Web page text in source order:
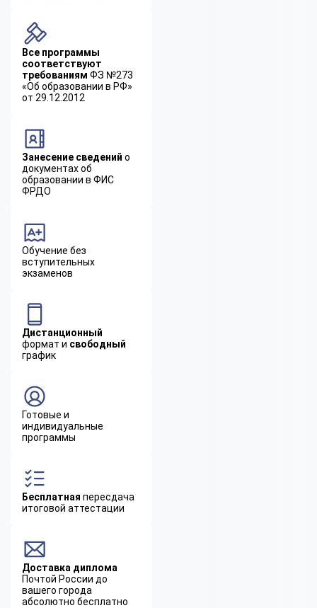
Все программы
соответствуют
требованиям ФЗ №273
«Об образовании в РФ»
от 29.12.2012
Занесение сведений о
документах об
образовании в ФИС
ФРДО
Обучение без
вступительных
экзаменов
Дистанционный
формат и свободный
график
Готовые и
индивидуальные
программы
Бесплатная пересдача
итоговой аттестации
Доставка диплома
Почтой России до
вашего города
абсолютно бесплатно